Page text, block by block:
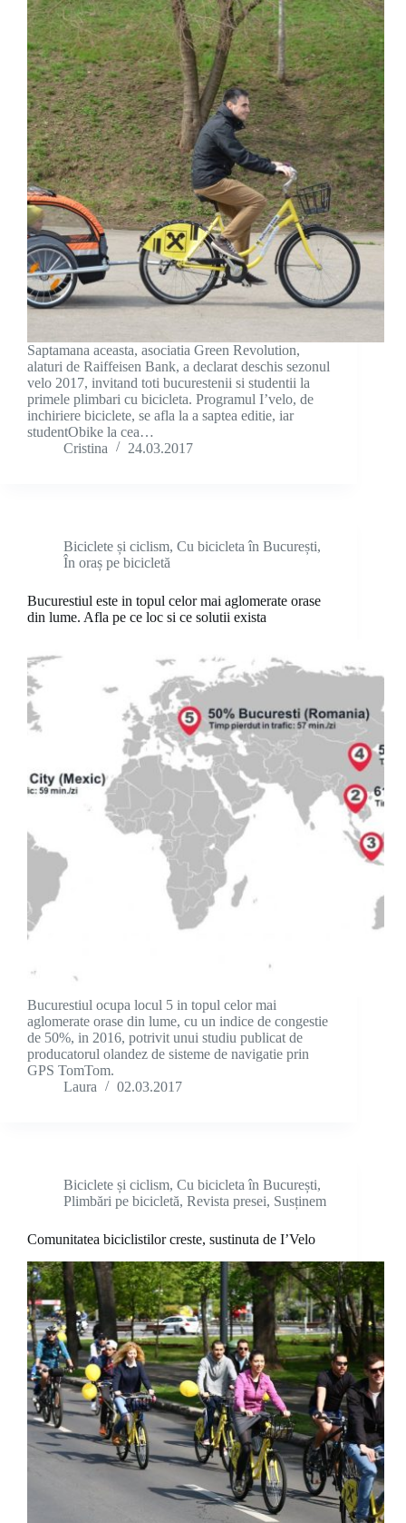
Saptamana aceasta, asociatia Green Revolution,
alaturi de Raiffeisen Bank, a declarat deschis sezonul
velo 2017, invitand toti bucurestenii si studentii la
primele plimbari cu bicicleta. Programul I’velo, de
inchiriere biciclete, se afla la a saptea editie, iar
studentObike la cea…
Cristina
24.03.2017
Biciclete și ciclism, Cu bicicleta în București,
În oraș pe bicicletă
Bucurestiul este in topul celor mai aglomerate orase
din lume. Afla pe ce loc si ce solutii exista
Bucurestiul ocupa locul 5 in topul celor mai
aglomerate orase din lume, cu un indice de congestie
de 50%, in 2016, potrivit unui studiu publicat de
producatorul olandez de sisteme de navigatie prin
GPS TomTom.
Laura
02.03.2017
Biciclete și ciclism, Cu bicicleta în București,
Plimbări pe bicicletă, Revista presei, Susținem
Comunitatea biciclistilor creste, sustinuta de I’Velo